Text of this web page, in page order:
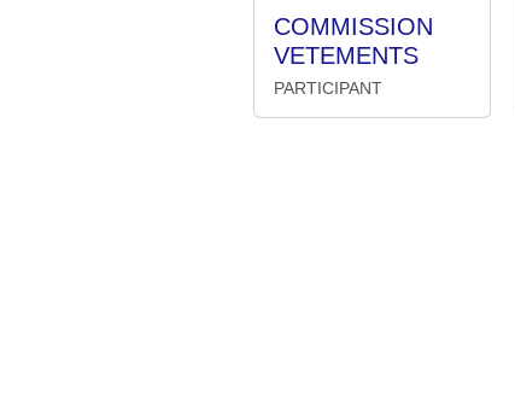
COMMISSION
VETEMENTS
PARTICIPANT